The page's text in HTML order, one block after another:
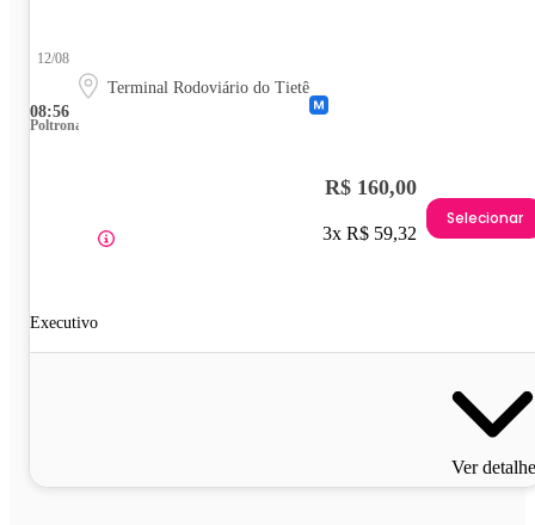
08:56
12/08
Terminal Rodoviário do Tietê
Poltrona
Executivo
R$ 160,00
3x R$ 59,32
Selecionar
Ver